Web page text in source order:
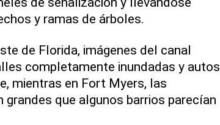
y ramas de árboles.
de Florida, imágenes del canal
completamente inundadas y autos
mientras en Fort Myers, las
grandes que algunos barrios parecían